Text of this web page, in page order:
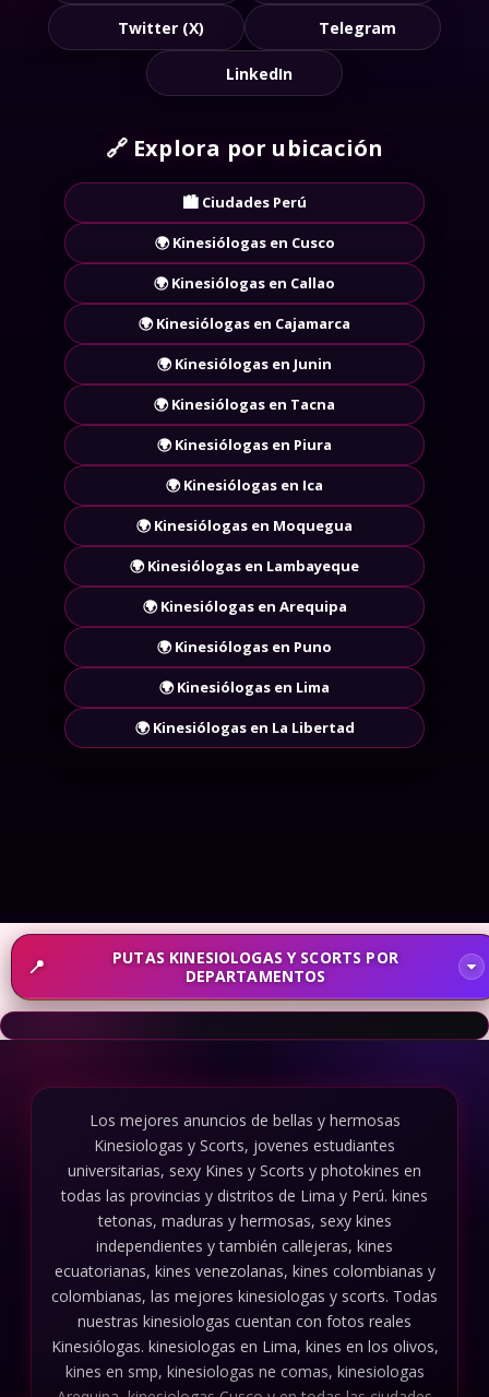
PUTAS KINESIOLOGAS Y SCORTS POR
DEPARTAMENTOS
Los mejores anuncios de bellas y hermosas
Kinesiologas y Scorts, jovenes estudiantes
universitarias, sexy Kines y Scorts y photokines en
todas las provincias y distritos de Lima y Perú. kines
tetonas, maduras y hermosas, sexy kines
independientes y también callejeras, kines
ecuatorianas, kines venezolanas, kines colombianas y
colombianas, las mejores kinesiologas y scorts. Todas
nuestras kinesiologas cuentan con fotos reales
Kinesiólogas. kinesiologas en Lima, kines en los olivos,
kines en smp, kinesiologas ne comas, kinesiologas
Twitter (X) Telegram
LinkedIn
🔗 Explora por ubicación
🏙️ Ciudades Perú
🌍 Kinesiólogas en Cusco
🌍 Kinesiólogas en Callao
🌍 Kinesiólogas en Cajamarca
🌍 Kinesiólogas en Junin
🌍 Kinesiólogas en Tacna
🌍 Kinesiólogas en Piura
🌍 Kinesiólogas en Ica
🌍 Kinesiólogas en Moquegua
🌍 Kinesiólogas en Lambayeque
🌍 Kinesiólogas en Arequipa
🌍 Kinesiólogas en Puno
🌍 Kinesiólogas en Lima
🌍 Kinesiólogas en La Libertad